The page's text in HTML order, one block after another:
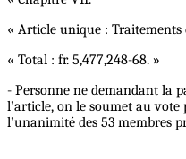
« Article unique :
« Total : fr. 5,477,248-68. »
- Personne ne demandant la
l’article, on le soumet au
l’unanimité des 53 membres